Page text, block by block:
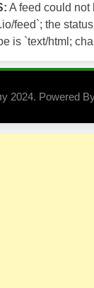
A feed could not
feed`; the
is `text/html;
2024. Powered